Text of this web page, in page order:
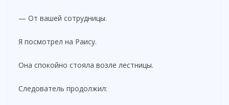
— От вашей сотрудницы.
Я посмотрел на Раису.
Она спокойно стояла возле лестницы.
Следователь продолжил: